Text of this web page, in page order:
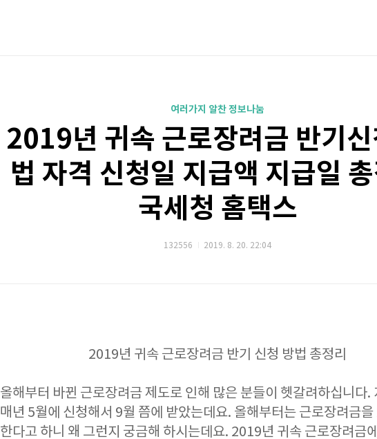
여러가지 알찬 정보나눔
2019년 귀속 근로장려금 반기
법 자격 신청일 지급액 지급일 총
국세청 홈택스
132556 2019. 8. 20. 22:04
2019년 귀속 근로장려금 반기 신청 방법 총정리
올해부터 바뀐 근로장려금 제도로 인해 많은 분들이 헷갈려하십니다.
매년 5월에 신청해서 9월 쯤에 받았는데요. 올해부터는 근로장려금을
한다고 하니 왜 그런지 궁금해 하시는데요. 2019년 귀속 근로장려금